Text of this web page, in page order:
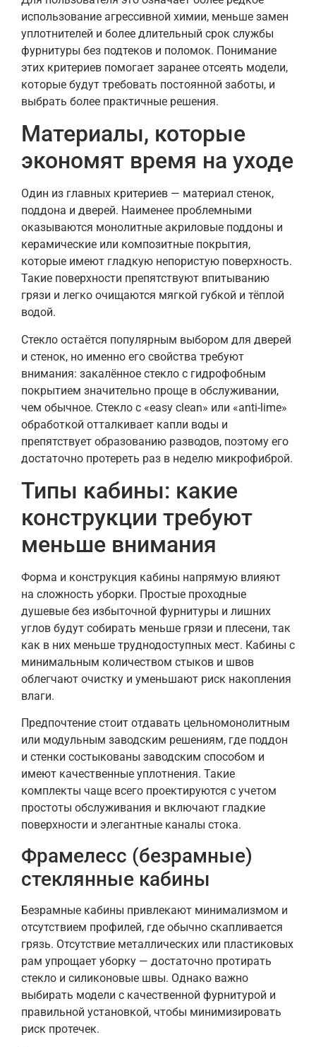
использование агрессивной химии, меньше замен
уплотнителей и более длительный срок службы
фурнитуры без подтеков и поломок. Понимание
этих критериев помогает заранее отсеять модели,
которые будут требовать постоянной заботы, и
выбрать более практичные решения.
Материалы, которые
экономят время на уходе
Один из главных критериев — материал стенок,
поддона и дверей. Наименее проблемными
оказываются монолитные акриловые поддоны и
керамические или композитные покрытия,
которые имеют гладкую непористую поверхность.
Такие поверхности препятствуют впитыванию
грязи и легко очищаются мягкой губкой и тёплой
водой.
Стекло остаётся популярным выбором для дверей
и стенок, но именно его свойства требуют
внимания: закалённое стекло с гидрофобным
покрытием значительно проще в обслуживании,
чем обычное. Стекло с «easy clean» или «anti-lime»
обработкой отталкивает капли воды и
препятствует образованию разводов, поэтому его
достаточно протереть раз в неделю микрофиброй.
Типы кабины: какие
конструкции требуют
меньше внимания
Форма и конструкция кабины напрямую влияют
на сложность уборки. Простые проходные
душевые без избыточной фурнитуры и лишних
углов будут собирать меньше грязи и плесени, так
как в них меньше труднодоступных мест. Кабины с
минимальным количеством стыков и швов
облегчают очистку и уменьшают риск накопления
влаги.
Предпочтение стоит отдавать цельномонолитным
или модульным заводским решениям, где поддон
и стенки состыкованы заводским способом и
имеют качественные уплотнения. Такие
комплекты чаще всего проектируются с учетом
простоты обслуживания и включают гладкие
поверхности и элегантные каналы стока.
Фрамелесс (безрамные)
стеклянные кабины
Безрамные кабины привлекают минимализмом и
отсутствием профилей, где обычно скапливается
грязь. Отсутствие металлических или пластиковых
рам упрощает уборку — достаточно протирать
стекло и силиконовые швы. Однако важно
выбирать модели с качественной фурнитурой и
правильной установкой, чтобы минимизировать
риск протечек.